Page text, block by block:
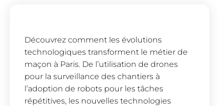
Découvrez comment les évolutions
technologiques transforment le métier de
maçon à Paris. De l’utilisation de drones
pour la surveillance des chantiers à
l’adoption de robots pour les tâches
répétitives, les nouvelles technologies